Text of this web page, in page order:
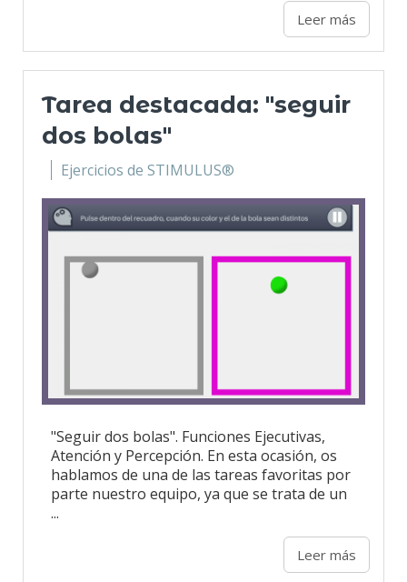
Leer más
Tarea destacada: "seguir
dos bolas"
Ejercicios de STIMULUS®
"Seguir dos bolas". Funciones Ejecutivas,
Atención y Percepción. En esta ocasión, os
hablamos de una de las tareas favoritas por
parte nuestro equipo, ya que se trata de un
...
Leer más